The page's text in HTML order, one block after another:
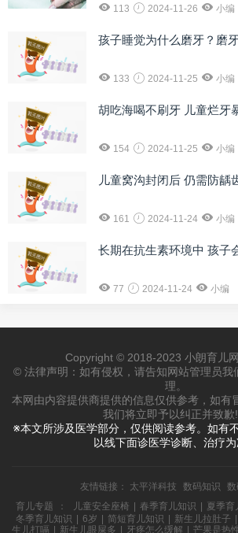
113 2024-11-26 小编
孩子睡觉为什么磨牙？磨
133 2024-11-25 小编
胡吃海喝不刷牙 儿童烂牙
154 2024-11-25 小编
儿童窝沟封闭后 仍需防龋
161 2024-11-24 小编
长期在抗生素环境中 孩子
77 2024-11-24 小编
Copyright © 2018-2023 小朗育儿
© 法律声明：如有侵权，请告知网站管理员我
理。
本网由内容提供商提供的信息仅供参考，如有
我们将立即予以纠正并致歉!
※本文所涉及医学部分，仅供阅读参考。如有
以线下面诊医学诊断、治疗为
友情链接： 太平洋科技 数码知识
数
育儿专题
： 儿童安全座椅 | 春季育儿知识 | 夏季育
冬季育儿知识 | 6岁 | 简短育儿知识 | 新生儿拉肚子 |
生儿打嗝 | 新生儿眼屎多 | 牙疼怎么缓解 | 芒果是热